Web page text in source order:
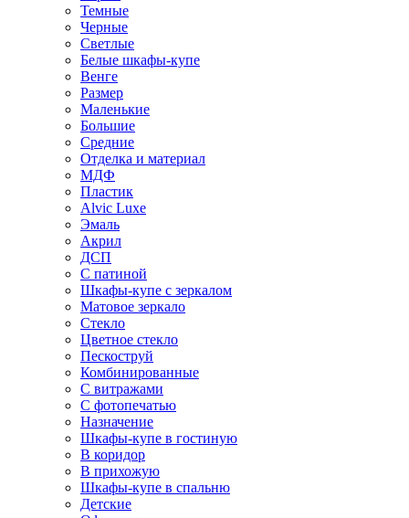
Темные
Черные
Светлые
Белые шкафы-купе
Венге
Размер
Маленькие
Большие
Средние
Отделка и материал
МДФ
Пластик
Alvic Luxe
Эмаль
Акрил
ДСП
С патиной
Шкафы-купе с зеркалом
Матовое зеркало
Стекло
Цветное стекло
Пескоструй
Комбинированные
С витражами
С фотопечатью
Назначение
Шкафы-купе в гостиную
В коридор
В прихожую
Шкафы-купе в спальню
Детские